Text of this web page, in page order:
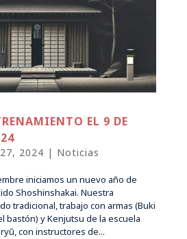
EL 9 DE
2024 | Noticias
iniciamos un nuevo año de
Shoshinshakai. Nuestra
tradicional, trabajo con armas (Buki
bastón) y Kenjutsu de la escuela
con instructores de...